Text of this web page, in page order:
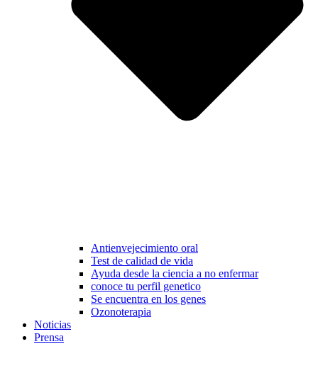
Antienvejecimiento oral
Test de calidad de vida
Ayuda desde la ciencia a no enfermar
conoce tu perfil genetico
Se encuentra en los genes
Ozonoterapia
Noticias
Prensa